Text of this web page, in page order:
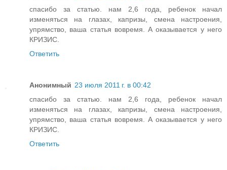
спасибо за статью. нам 2,6 года, ребенок начал
изменяться на глазах, капризы, смена настроения,
упрямство, ваша статья вовремя. А оказывается у него
КРИЗИС.
Ответить
Анонимный 23 июля 2011 г. в 00:42
спасибо за статью. нам 2,6 года, ребенок начал
изменяться на глазах, капризы, смена настроения,
упрямство, ваша статья вовремя. А оказывается у него
КРИЗИС.
Ответить